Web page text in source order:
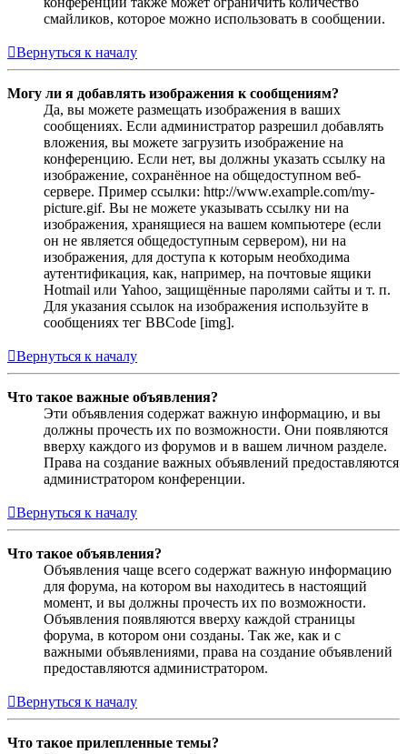
смайликов, которое можно использовать в сообщении.
Вернуться к началу
Могу ли я добавлять изображения к сообщениям?
Да, вы можете размещать изображения в ваших
сообщениях. Если администратор разрешил добавлять
вложения, вы можете загрузить изображение на
конференцию. Если нет, вы должны указать ссылку на
изображение, сохранённое на общедоступном веб-
сервере. Пример ссылки: http://www.example.com/my-
picture.gif. Вы не можете указывать ссылку ни на
изображения, хранящиеся на вашем компьютере (если
он не является общедоступным сервером), ни на
изображения, для доступа к которым необходима
аутентификация, как, например, на почтовые ящики
Hotmail или Yahoo, защищённые паролями сайты и т. п.
Для указания ссылок на изображения используйте в
сообщениях тег BBCode [img].
Вернуться к началу
Что такое важные объявления?
Эти объявления содержат важную информацию, и вы
должны прочесть их по возможности. Они появляются
вверху каждого из форумов и в вашем личном разделе.
Права на создание важных объявлений предоставляются
администратором конференции.
Вернуться к началу
Что такое объявления?
Объявления чаще всего содержат важную информацию
для форума, на котором вы находитесь в настоящий
момент, и вы должны прочесть их по возможности.
Объявления появляются вверху каждой страницы
форума, в котором они созданы. Так же, как и с
важными объявлениями, права на создание объявлений
предоставляются администратором.
Вернуться к началу
Что такое прилепленные темы?